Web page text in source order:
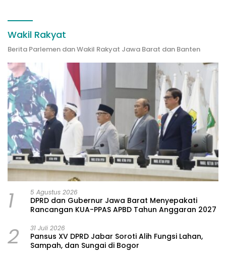
Wakil Rakyat
Berita Parlemen dan Wakil Rakyat Jawa Barat dan Banten
1 5 Agustus 2026
DPRD dan Gubernur Jawa Barat Menyepakati
Rancangan KUA-PPAS APBD Tahun Anggaran 2027
2 31 Juli 2026
Pansus XV DPRD Jabar Soroti Alih Fungsi Lahan,
Sampah, dan Sungai di Bogor